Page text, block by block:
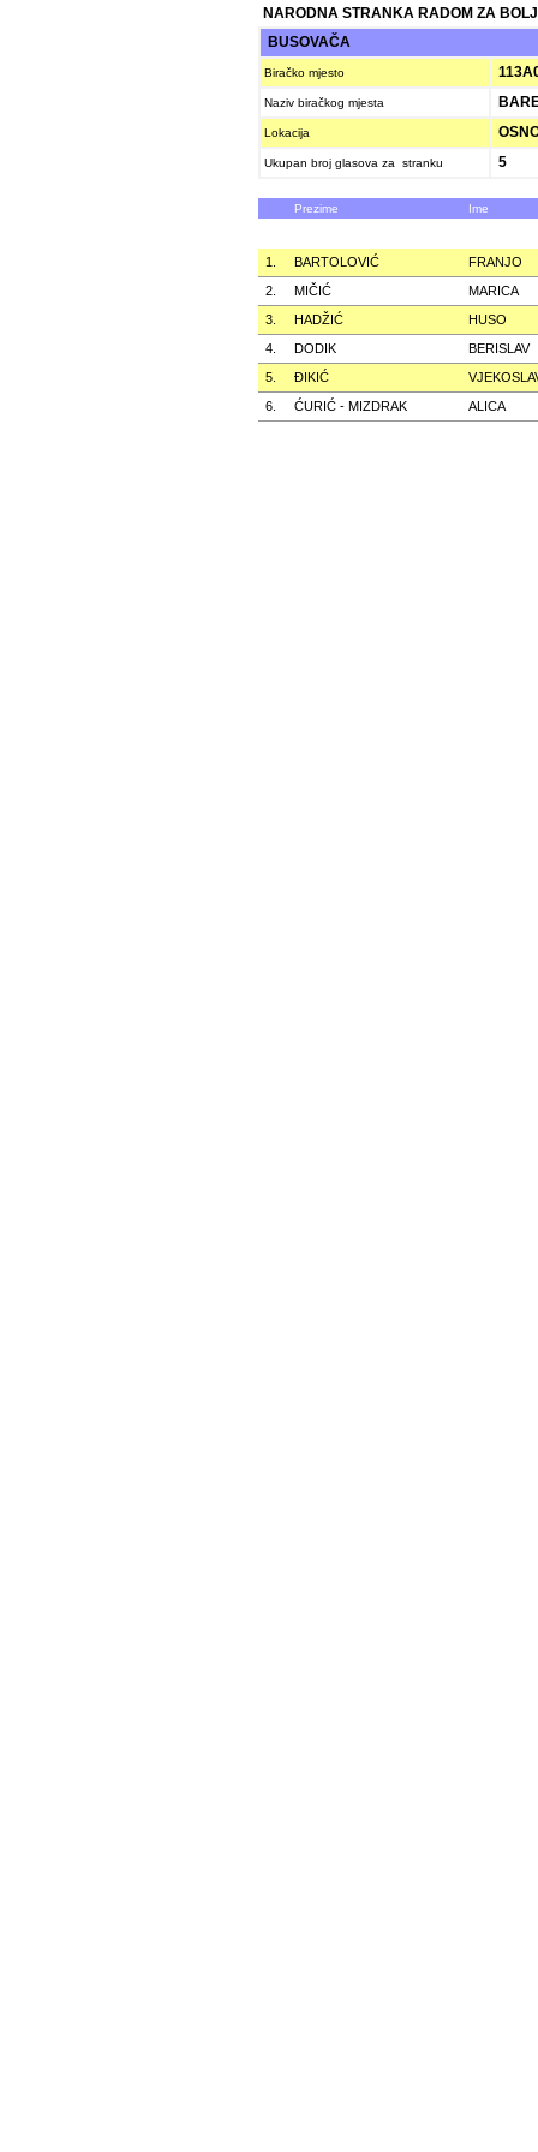
NARODNA STRANKA RADOM ZA
BUSOVAČA
Biračko mjesto
Naziv biračkog mjesta
Lokacija
Ukupan broj glasova za stranku 5
Prezime Ime
1. BARTOLOVIĆ
FRANJO
2.
MIČIĆ
MARICA
3.
HADŽIĆ
HUSO
4.
DODIK
BERISLAV
5.
ÐIKIĆ
6.
ĆURIĆ - MIZDRAK ALICA